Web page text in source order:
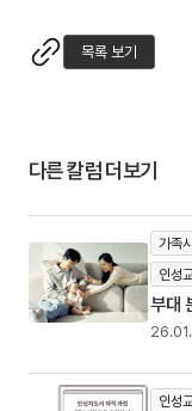
목록 보기
다른 칼럼 더보기
가족
인성
부대
성교
인성